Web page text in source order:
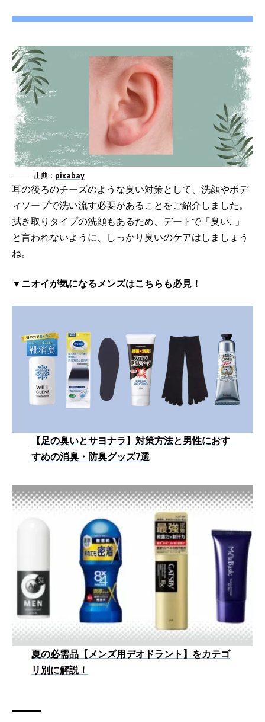
出典： pixabay
耳の後ろのチーズのような臭い対策として、洗顔やボデ
ィソープで洗い流す必要があることをご紹介しました。
拭き取りタイプの洗顔もあるため、デートで「臭い…」
と言われないように、しっかり臭いのケアはしましょう
ね。
▼ニオイが気になるメンズはこちらも必見！
【足の臭いとサヨナラ】対策方法と男性におす
すめの消臭・防臭グッズ7選
夏の必需品【メンズ用デオドラント】をカテゴ
リ別に解説！